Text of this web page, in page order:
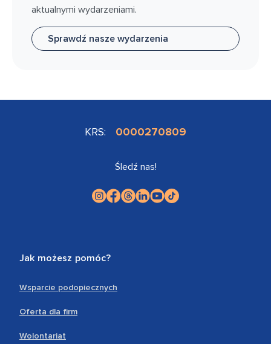
aktualnymi wydarzeniami.
Sprawdź nasze wydarzenia
KRS: 0000270809
Śledź nas!
Jak możesz pomóc?
Wsparcie podopiecznych
Oferta dla firm
Wolontariat